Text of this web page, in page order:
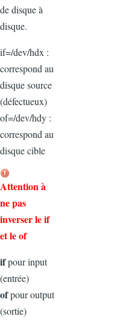
de disque à
disque.
if=/dev/hdx :
correspond au
disque source
(défectueux)
of=/dev/hdy :
correspond au
disque cible
Attention à
ne pas
inverser le if
et le of
ifpour input
(entrée)
ofpour output
(sortie)